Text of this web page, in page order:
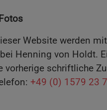
Website werden
Henning von Holdt.
vorherige schriftliche
+49 (0) 1579 23